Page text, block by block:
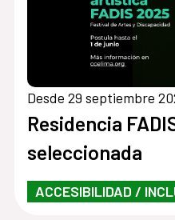
Desde 29 septiembre
Residencia
seleccionada
ACCESIBILIDAD /